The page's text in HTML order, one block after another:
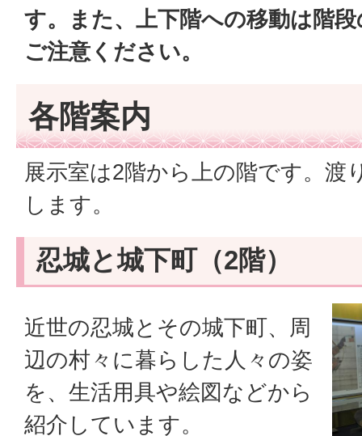
す。また、上下階への移動は階
ご注意ください。
各階案内
展示室は2階から上の階です。渡
します。
忍城と城下町（2階）
近世の忍城とその城下町、周
辺の村々に暮らした人々の姿
を、生活用具や絵図などから
紹介しています。